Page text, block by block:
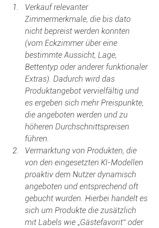
Verkauf relevanter
Zimmermerkmale, die bis dato
nicht bepreist werden konnten
(vom Eckzimmer über eine
bestimmte Aussicht, Lage,
Bettentyp oder anderer funktionaler
Extras). Dadurch wird das
Produktangebot vervielfältig und
es ergeben sich mehr Preispunkte,
die angeboten werden und zu
höheren Durchschnittspreisen
führen.
Vermarktung von Produkten, die
von den eingesetzten KI-Modellen
proaktiv dem Nutzer dynamisch
angeboten und entsprechend oft
gebucht wurden. Hierbei handelt es
sich um Produkte die zusätzlich
mit Labels wie „Gästefavorit“ oder